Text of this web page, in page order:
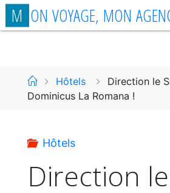
Aller
auM ON VOYAGE, MON AGEN
AccueilHôtels
Direction le
Dominicus La Romana !
Hôtels
Direction le